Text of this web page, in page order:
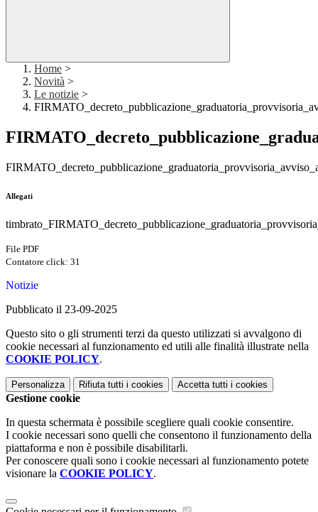
Home >
Novità >
Le notizie >
Allegati
File PDF
Contatore click: 31
Notizie
Pubblicato il 23-09-2025
Questo sito o gli strumenti terzi da questo utilizzati si avvalgono di
cookie necessari al funzionamento ed utili alle finalità illustrate nella
COOKIE POLICY.
Personalizza Rifiuta tutti i cookies Accetta tutti i cookies
Gestione cookie
In questa schermata è possibile scegliere quali cookie consentire.
I cookie necessari sono quelli che consentono il funzionamento della
piattaforma e non è possibile disabilitarli.
Per conoscere quali sono i cookie necessari al funzionamento potete
visionare la COOKIE POLICY.